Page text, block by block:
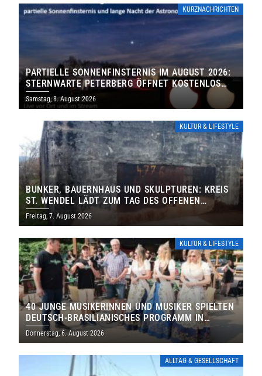
KURZNACHRICHTEN
PARTIELLE SONNENFINSTERNIS IM AUGUST 2026:
STERNWARTE PETERBERG ÖFFNET KOSTENLOS
IHRE TORE
Samstag, 8. August 2026
KULTUR & LIFESTYLE
BUNKER, BAUERNHAUS UND SKULPTUREN: KREIS
ST. WENDEL LÄDT ZUM TAG DES OFFENEN
DENKMALS EIN
Freitag, 7. August 2026
KULTUR & LIFESTYLE
40 JUNGE MUSIKERINNEN UND MUSIKER SPIELTEN
DEUTSCH-BRASILIANISCHES PROGRAMM IN
THOLEY
Donnerstag, 6. August 2026
ALLTAG & GESELLSCHAFT